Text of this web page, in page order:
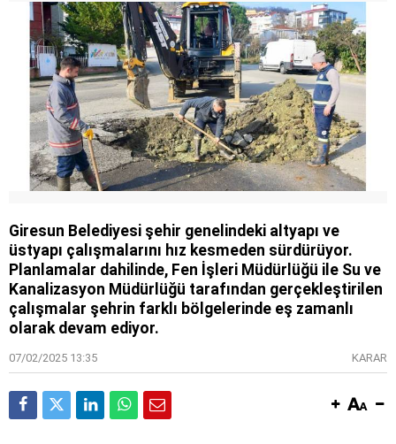
Giresun Belediyesi şehir genelindeki altyapı ve
üstyapı çalışmalarını hız kesmeden sürdürüyor.
Planlamalar dahilinde, Fen İşleri Müdürlüğü ile Su ve
Kanalizasyon Müdürlüğü tarafından gerçekleştirilen
çalışmalar şehrin farklı bölgelerinde eş zamanlı
olarak devam ediyor.
07/02/2025 13:35 KARAR